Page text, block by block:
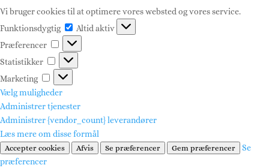
Vi bruger cookies til at optimere vores websted og vores service.
Funktionsdygtig
Funktionsdygtig
Altid aktiv
Præferencer
Præferencer
Statistikker Statistikker
Marketing
Marketing
Vælg muligheder
Administrer tjenester
Administrer {vendor_count} leverandører
Læs mere om disse formål
Accepter cookies Afvis Se præferencer Gem præferencer
Se
præferencer